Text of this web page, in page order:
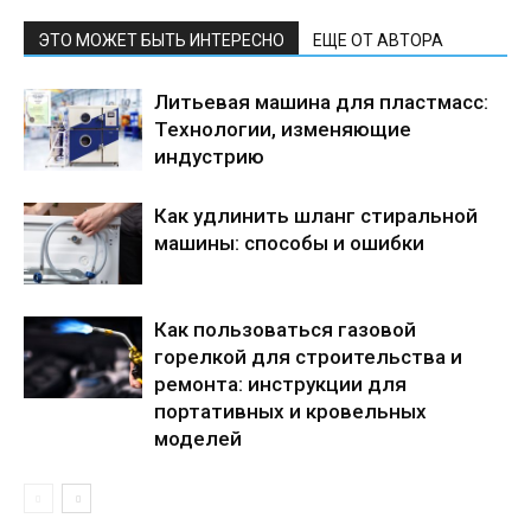
ЭТО МОЖЕТ БЫТЬ ИНТЕРЕСНО ЕЩЕ ОТ АВТОРА
Литьевая машина для пластмасс:
Технологии, изменяющие
индустрию
Как удлинить шланг стиральной
машины: способы и ошибки
Как пользоваться газовой
горелкой для строительства и
ремонта: инструкции для
портативных и кровельных
моделей